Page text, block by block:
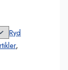
Ryd
,